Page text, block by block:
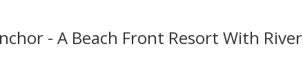
- A Beach Front Resort With River